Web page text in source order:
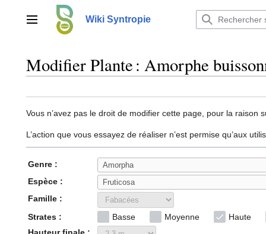
contenuMenu principalWiki Syntropie
Modifier Plante : Amorphe
Vous n’avez pas le droit de modifier cette page, pour la raison
L’action que vous essayez de réaliser n’est permise qu’aux
Genre :
Espèce :
Famille :
Strates :
Basse Moyenne
Haute